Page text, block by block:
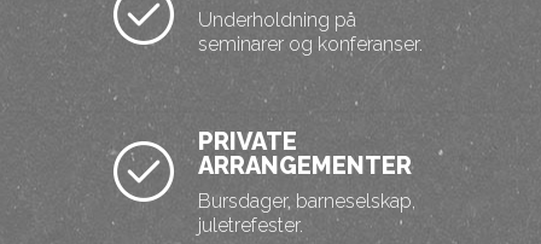
Underholdning på
seminarer og konferanser.
PRIVATE
ARRANGEMENTER
Bursdager, barneselskap,
juletrefester.